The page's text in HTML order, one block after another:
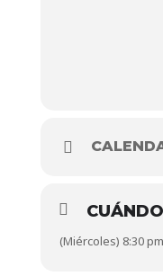
CUÁNDO
(Miércoles) 8:30 pm